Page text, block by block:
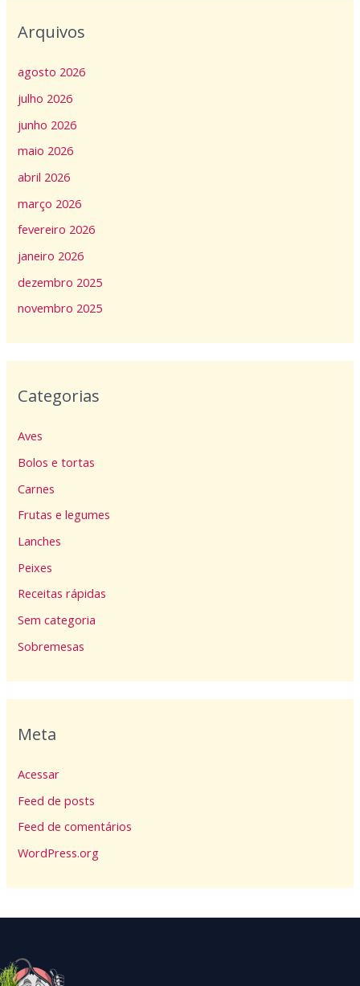
Arquivos
agosto 2026
julho 2026
junho 2026
maio 2026
abril 2026
março 2026
fevereiro 2026
janeiro 2026
dezembro 2025
novembro 2025
Categorias
Aves
Bolos e tortas
Carnes
Frutas e legumes
Lanches
Peixes
Receitas rápidas
Sem categoria
Sobremesas
Meta
Acessar
Feed de posts
Feed de comentários
WordPress.org